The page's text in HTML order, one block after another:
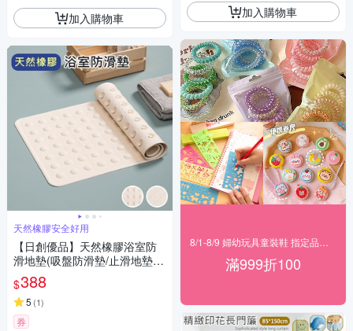
加入購物車
天然橡膠安全好用
【日創優品】天然橡膠浴室防
滑地墊(吸盤防滑墊/止滑地墊/
酒店浴室墊/地墊/踏墊/浴室墊)
$388
5 (1)
券
加入購物車
滿999折100